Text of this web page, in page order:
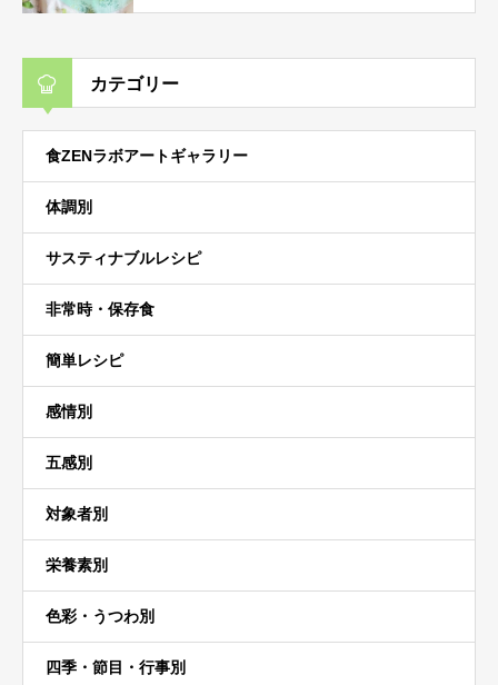
カテゴリー
食ZENラボアートギャラリー
体調別
サスティナブルレシピ
非常時・保存食
簡単レシピ
感情別
五感別
対象者別
栄養素別
色彩・うつわ別
四季・節目・行事別